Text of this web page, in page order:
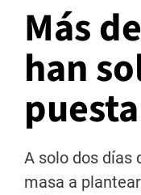
Más
han
A solo dos días
masa a